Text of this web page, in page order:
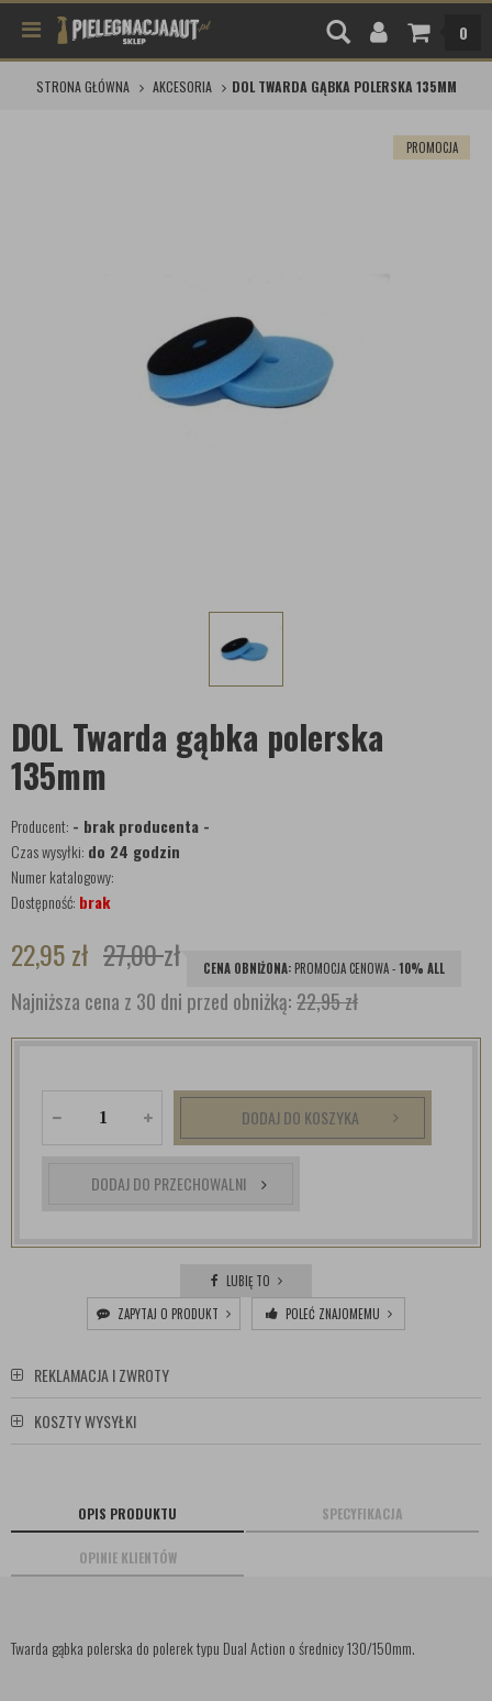
0
STRONA GŁÓWNA AKCESORIA DOL TWARDA GĄBKA POLERSKA 135MM
PROMOCJA
DOL Twarda gąbka polerska
135mm
Producent: - brak producenta -
Czas wysyłki: do 24 godzin
Numer katalogowy:
Dostępność: brak
22,95zł 27,00zł CENA OBNIŻONA: PROMOCJA CENOWA -10% ALL
Najniższa cena z 30 dni przed obniżką:22,95 zł
DODAJ DO KOSZYKA
DODAJ DO PRZECHOWALNI
LUBIĘ TO
ZAPYTAJ O PRODUKT
POLEĆ ZNAJOMEMU
REKLAMACJA I ZWROTY
KOSZTY WYSYŁKI
OPIS PRODUKTU SPECYFIKACJA
OPINIE KLIENTÓW
Twarda gąbka polerska do polerek typu Dual Action o średnicy 130/150mm.